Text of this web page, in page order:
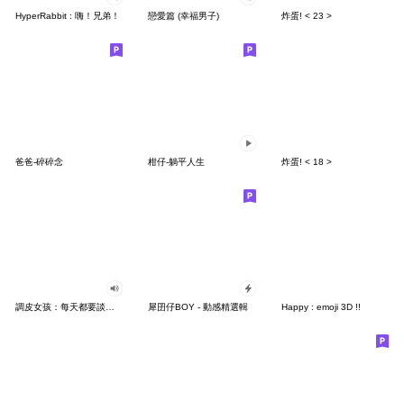
HyperRabbit : 嗨！兄弟！ 戀愛篇 (幸福男子) 炸蛋! < 23 >
爸爸-碎碎念 柑仔-躺平人生 炸蛋! < 18 >
犀囝仔BOY - 動感精選輯 Happy : emoji 3D !!